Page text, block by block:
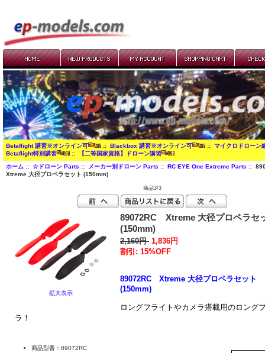
Betaflight 講習※オンライン可 :: Blackbox 講習※オンライン可 :: マイクロドローン
Betaflight特別講習
:: 【二等国家資格】ドローン講習
ホーム:: ☆ドローン Parts :: メーカー別ドローン Parts :: RC EYE One Extreme Parts ::
Xtreme 大径プロペラセット (150mm)
商品3/3
拡大表示
89072RC Xtreme 大径プロペラセ
(150mm)
2,160円 1,836円
割引: 15%OFF
89072RC Xtreme 大径プロペラセット
(150mm)
ロングフライトやカメラ搭載用のロング
ラ！
商品型番：89072RC